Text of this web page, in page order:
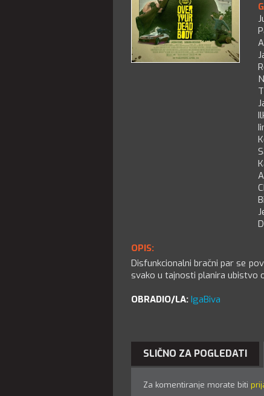
OPIS:
Disfunkcionalni bračni par se
svako u tajnosti planira ubistvo
OBRADIO/LA: IgaBiva
SLIČNO ZA POGLEDATI
Za komentiranje morate biti